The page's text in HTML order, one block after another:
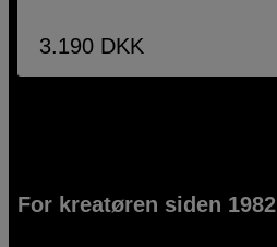
3.190 DKK
For kreatøren siden 1982